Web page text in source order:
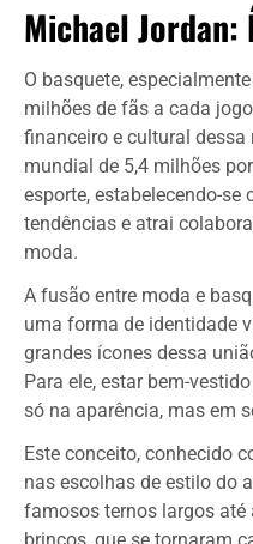
Michael Jordan:
O basquete,
milhões de fãs a cada
financeiro e cultural
mundial de 5,4 milhões
esporte, estabelecendo-
tendências e atrai
moda.
A fusão entre moda e
uma forma de identidade
grandes ícones dessa
Para ele, estar bem-
só na aparência, mas em
Este conceito, conhecido
nas escolhas de estilo do
famosos ternos largos